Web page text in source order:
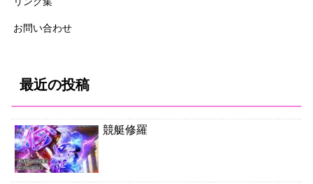
お問い合わせ
最近の投稿
競艇修羅